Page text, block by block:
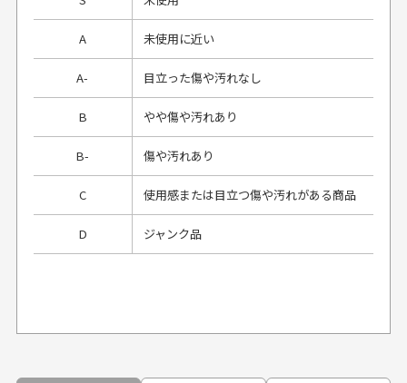
A 未使用に近い
A- 目立った傷や汚れなし
B やや傷や汚れあり
B- 傷や汚れあり
C 使用感または目立つ傷や汚れがある商品
D ジャンク品